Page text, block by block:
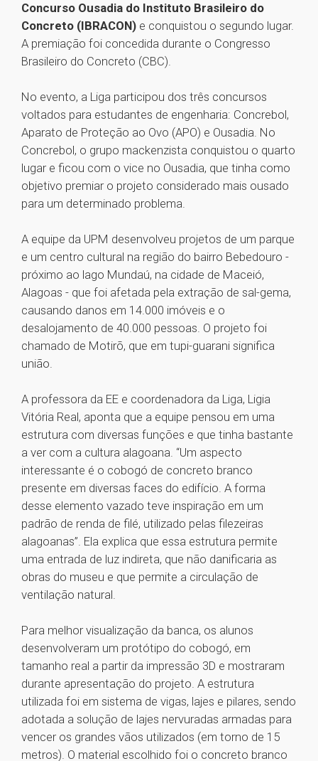
Concurso Ousadia do Instituto Brasileiro do
Concreto (IBRACON) e conquistou o segundo lugar.
A premiação foi concedida durante o Congresso
Brasileiro do Concreto (CBC).
No evento, a Liga participou dos três concursos
voltados para estudantes de engenharia: Concrebol,
Aparato de Proteção ao Ovo (APO) e Ousadia. No
Concrebol, o grupo mackenzista conquistou o quarto
lugar e ficou com o vice no Ousadia, que tinha como
objetivo premiar o projeto considerado mais ousado
para um determinado problema.
A equipe da UPM desenvolveu projetos de um parque
e um centro cultural na região do bairro Bebedouro -
próximo ao lago Mundaú, na cidade de Maceió,
Alagoas - que foi afetada pela extração de sal-gema,
causando danos em 14.000 imóveis e o
desalojamento de 40.000 pessoas. O projeto foi
chamado de Motirõ, que em tupi-guarani significa
união.
A professora da EE e coordenadora da Liga, Ligia
Vitória Real, aponta que a equipe pensou em uma
estrutura com diversas funções e que tinha bastante
a ver com a cultura alagoana. “Um aspecto
interessante é o cobogó de concreto branco
presente em diversas faces do edifício. A forma
desse elemento vazado teve inspiração em um
padrão de renda de filé, utilizado pelas filezeiras
alagoanas”. Ela explica que essa estrutura permite
uma entrada de luz indireta, que não danificaria as
obras do museu e que permite a circulação de
ventilação natural.
Para melhor visualização da banca, os alunos
desenvolveram um protótipo do cobogó, em
tamanho real a partir da impressão 3D e mostraram
durante apresentação do projeto. A estrutura
utilizada foi em sistema de vigas, lajes e pilares, sendo
adotada a solução de lajes nervuradas armadas para
vencer os grandes vãos utilizados (em torno de 15
metros). O material escolhido foi o concreto branco